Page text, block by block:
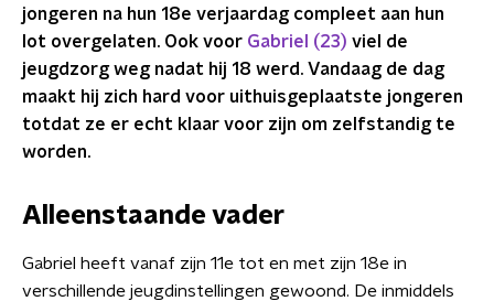
jongeren na hun 18e verjaardag compleet aan hun
lot overgelaten. Ook voor Gabriel (23) viel de
jeugdzorg weg nadat hij 18 werd. Vandaag de dag
maakt hij zich hard voor uithuisgeplaatste jongeren
totdat ze er echt klaar voor zijn om zelfstandig te
worden.
Alleenstaande vader
Gabriel heeft vanaf zijn 11e tot en met zijn 18e in
verschillende jeugdinstellingen gewoond. De inmiddels